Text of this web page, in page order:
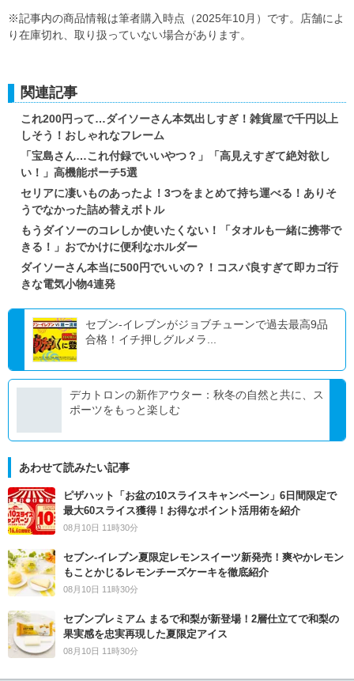
※記事内の商品情報は筆者購入時点（2025年10月）です。店舗によ
り在庫切れ、取り扱っていない場合があります。
関連記事
これ200円って…ダイソーさん本気出しすぎ！雑貨屋で千円以上
しそう！おしゃれなフレーム
「宝島さん…これ付録でいいやつ？」「高見えすぎて絶対欲し
い！」高機能ポーチ5選
セリアに凄いものあったよ！3つをまとめて持ち運べる！ありそ
うでなかった詰め替えボトル
もうダイソーのコレしか使いたくない！「タオルも一緒に携帯で
きる！」おでかけに便利なホルダー
ダイソーさん本当に500円でいいの？！コスパ良すぎて即カゴ行
きな電気小物4連発
セブン-イレブンがジョブチューンで過去最高9品
合格！イチ押しグルメラ...
デカトロンの新作アウター：秋冬の自然と共に、ス
ポーツをもっと楽しむ
あわせて読みたい記事
ピザハット「お盆の10スライスキャンペーン」6日間限定で
最大60スライス獲得！お得なポイント活用術を紹介
08月10日 11時30分
セブン‐イレブン夏限定レモンスイーツ新発売！爽やかレモン
もことかじるレモンチーズケーキを徹底紹介
08月10日 11時30分
セブンプレミアム まるで和梨が新登場！2層仕立てで和梨の
果実感を忠実再現した夏限定アイス
08月10日 11時30分